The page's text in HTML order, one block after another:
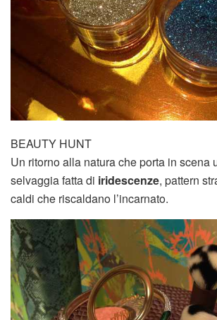
BEAUTY HUNT
Un ritorno alla natura che porta in scena
selvaggia fatta di iridescenze, pattern
caldi che riscaldano l’incarnato.